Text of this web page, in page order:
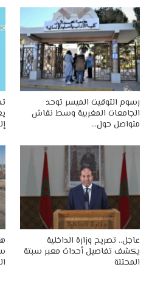
رسوم التوقيت الميسر توحد
الجامعات المغربية وسط نقاش
متواصل حول…
عاجل.. تصريح وزارة الداخلية
يكشف تفاصيل أحداث معبر سبتة
المحتلة